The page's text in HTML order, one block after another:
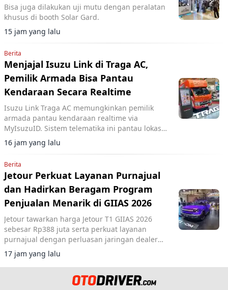
Bisa juga dilakukan uji mutu dengan peralatan
khusus di booth Solar Gard.
15 jam yang lalu
Berita
Menjajal Isuzu Link di Traga AC,
Pemilik Armada Bisa Pantau
Kendaraan Secara Realtime
Isuzu Link Traga AC memungkinkan pemilik
armada pantau kendaraan realtime via
MyIsuzuID. Sistem telematika ini pantau lokasi,
kecepatan, dan operasional kendaraan.
16 jam yang lalu
Berita
Jetour Perkuat Layanan Purnajual
dan Hadirkan Beragam Program
Penjualan Menarik di GIIAS 2026
Jetour tawarkan harga Jetour T1 GIIAS 2026
sebesar Rp388 juta serta perkuat layanan
purnajual dengan perluasan jaringan dealer
hingga 40 showroom di GIIAS 2026.
17 jam yang lalu